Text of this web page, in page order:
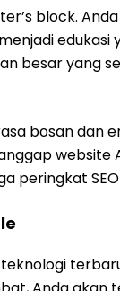
block.
edukasi
besar yang
bosan dan
website
peringkat